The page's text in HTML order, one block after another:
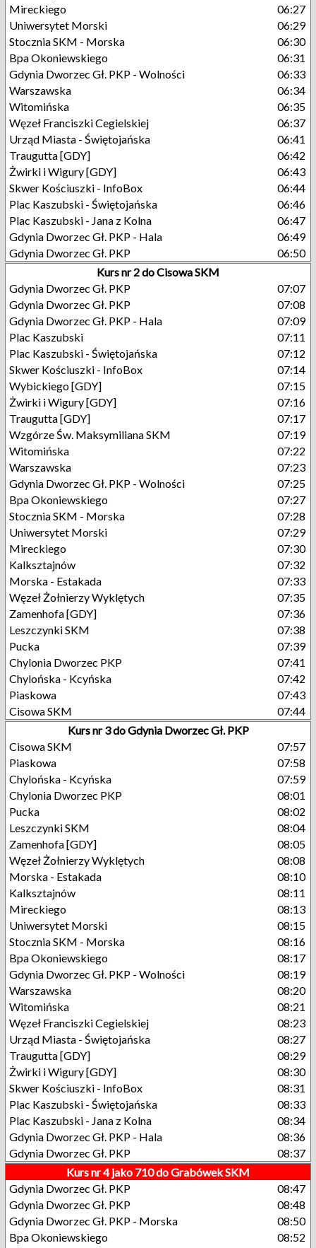
Mireckiego
06:27
Uniwersytet Morski
06:29
Stocznia SKM - Morska
06:30
Bpa Okoniewskiego
06:31
Gdynia Dworzec Gł. PKP - Wolności
06:33
Warszawska
06:34
Witomińska
06:35
Węzeł Franciszki Cegielskiej
06:37
Urząd Miasta - Świętojańska
06:41
Traugutta [GDY]
06:42
Żwirki i Wigury [GDY]
06:43
Skwer Kościuszki - InfoBox
06:44
Plac Kaszubski - Świętojańska
06:46
Plac Kaszubski - Jana z Kolna
06:47
Gdynia Dworzec Gł. PKP - Hala
06:49
Gdynia Dworzec Gł. PKP
06:50
Kurs nr 2 do Cisowa SKM
Gdynia Dworzec Gł. PKP
07:07
Gdynia Dworzec Gł. PKP
07:08
Gdynia Dworzec Gł. PKP - Hala
07:09
Plac Kaszubski
07:11
Plac Kaszubski - Świętojańska
07:12
Skwer Kościuszki - InfoBox
07:14
Wybickiego [GDY]
07:15
Żwirki i Wigury [GDY]
07:16
Traugutta [GDY]
07:17
Wzgórze Św. Maksymiliana SKM
07:19
Witomińska
07:22
Warszawska
07:23
Gdynia Dworzec Gł. PKP - Wolności
07:25
Bpa Okoniewskiego
07:27
Stocznia SKM - Morska
07:28
Uniwersytet Morski
07:29
Mireckiego
07:30
Kalksztajnów
07:32
Morska - Estakada
07:33
Węzeł Żołnierzy Wyklętych
07:35
Zamenhofa [GDY]
07:36
Leszczynki SKM
07:38
Pucka
07:39
Chylonia Dworzec PKP
07:41
Chylońska - Kcyńska
07:42
Piaskowa
07:43
Cisowa SKM
07:44
Kurs nr 3 do Gdynia Dworzec Gł. PKP
Cisowa SKM
07:57
Piaskowa
07:58
Chylońska - Kcyńska
07:59
Chylonia Dworzec PKP
08:01
Pucka
08:02
Leszczynki SKM
08:04
Zamenhofa [GDY]
08:05
Węzeł Żołnierzy Wyklętych
08:08
Morska - Estakada
08:10
Kalksztajnów
08:11
Mireckiego
08:13
Uniwersytet Morski
08:15
Stocznia SKM - Morska
08:16
Bpa Okoniewskiego
08:17
Gdynia Dworzec Gł. PKP - Wolności
08:19
Warszawska
08:20
Witomińska
08:21
Węzeł Franciszki Cegielskiej
08:23
Urząd Miasta - Świętojańska
08:27
Traugutta [GDY]
08:29
Żwirki i Wigury [GDY]
08:30
Skwer Kościuszki - InfoBox
08:31
Plac Kaszubski - Świętojańska
08:33
Plac Kaszubski - Jana z Kolna
08:34
Gdynia Dworzec Gł. PKP - Hala
08:36
Gdynia Dworzec Gł. PKP
08:37
Kurs nr 4 jako 710 do Grabówek SKM
Gdynia Dworzec Gł. PKP
08:47
Gdynia Dworzec Gł. PKP
08:48
Gdynia Dworzec Gł. PKP - Morska
08:50
Bpa Okoniewskiego
08:52